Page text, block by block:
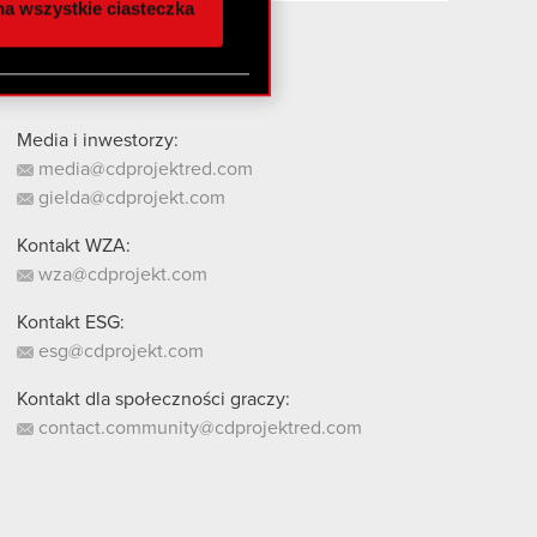
innymi danymi
z naszej witryny,
wszystkie ciasteczka
Media i inwestorzy:
media@cdprojektred.com
gielda@cdprojekt.com
Kontakt WZA:
wza@cdprojekt.com
Kontakt ESG:
esg@cdprojekt.com
Kontakt dla społeczności graczy:
contact.community@cdprojektred.com